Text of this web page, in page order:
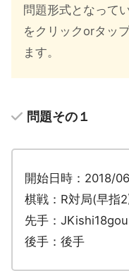
問題形式となって
をクリックorタッ
ます。
問題その１
開始日時：2018/
棋戦：R対局(早指
先手：
後手：後手